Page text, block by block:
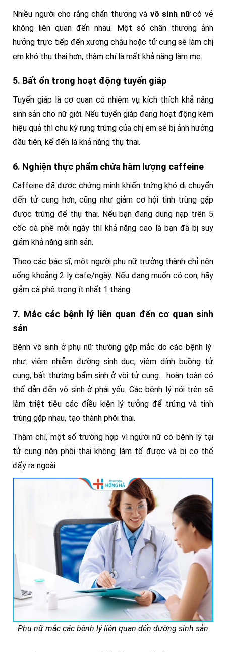
Nhiều người cho rằng chấn thương và vô sinh nữcó vẻ
không liên quan đến nhau. Một số chấn thương ảnh
hưởng trực tiếp đến xương chậu hoặc tử cung sẽ làm chị
em khó thụ thai hơn, thậm chí là mất khả năng làm mẹ.
5. Bất ổn trong hoạt động tuyến giáp
Tuyến giáp là cơ quan có nhiệm vụ kích thích khả năng
sinh sản cho nữ giới. Nếu tuyến giáp đang hoạt động kém
hiệu quả thì chu kỳ rụng trứng của chị em sẽ bị ảnh hưởng
đầu tiên, kế đến là khả năng thụ thai.
6. Nghiện thực phẩm chứa hàm lượng caffeine
Caffeine đã được chứng minh khiến trứng khó di chuyển
đến tử cung hơn, cũng như giảm cơ hội tinh trùng gặp
được trứng để thụ thai. Nếu bạn đang dung nạp trên 5
cốc cà phê mỗi ngày thì khả năng cao là bạn đã bị suy
giảm khả năng sinh sản.
Theo các bác sĩ, một người phụ nữ trưởng thành chỉ nên
uống khoảng 2 ly cafe/ngày. Nếu đang muốn có con, hãy
giảm cà phê trong ít nhất 1 tháng.
7. Mắc các bệnh lý liên quan đến cơ quan sinh
sản
Bệnh vô sinh ở phụ nữ thường gặp mắc do các bệnh lý
như: viêm nhiễm đường sinh dục, viêm dính buồng tử
cung, bất thường bẩm sinh ở vòi tử cung… hoàn toàn có
thể dẫn đến vô sinh ở phái yếu. Các bệnh lý nói trên sẽ
làm triệt tiêu các điều kiện lý tưởng để trứng và tinh
trùng gặp nhau, tạo thành phôi thai.
Thậm chí, một số trường hợp vì người nữ có bệnh lý tại
tử cung nên phôi thai không làm tổ được và bị cơ thể
đẩy ra ngoài.
Phụ nữ mắc các bệnh lý liên quan đến đường sinh sản